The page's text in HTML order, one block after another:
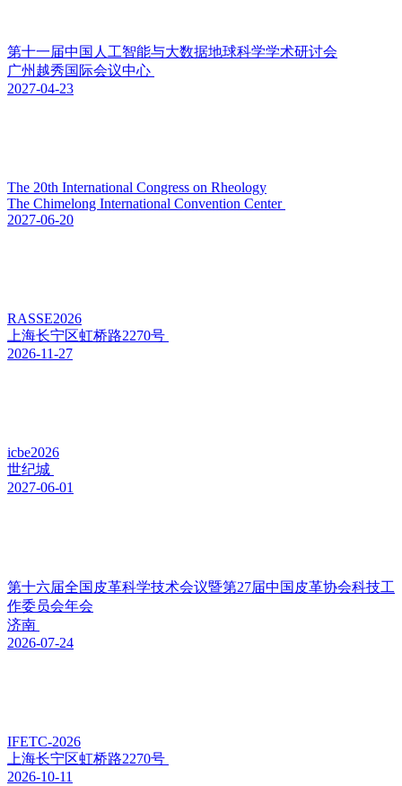
第十一届中国人工智能与大数据地球科学学术研讨会
广州越秀国际会议中心
2027-04-23
The 20th International Congress on Rheology
The Chimelong International Convention Center
2027-06-20
RASSE2026
上海长宁区虹桥路2270号
2026-11-27
icbe2026
世纪城
2027-06-01
第十六届全国皮革科学技术会议暨第27届中国皮革协会科技工
作委员会年会
济南
2026-07-24
IFETC-2026
上海长宁区虹桥路2270号
2026-10-11